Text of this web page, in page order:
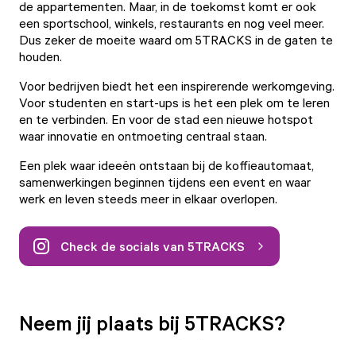
de appartementen. Maar, in de toekomst komt er ook
een sportschool, winkels, restaurants en nog veel meer.
Dus zeker de moeite waard om 5TRACKS in de gaten te
houden.
Voor bedrijven biedt het een inspirerende werkomgeving.
Voor studenten en start-ups is het een plek om te leren
en te verbinden. En voor de stad een nieuwe hotspot
waar innovatie en ontmoeting centraal staan.
Een plek waar ideeën ontstaan bij de koffieautomaat,
samenwerkingen beginnen tijdens een event en waar
werk en leven steeds meer in elkaar overlopen.
Check de socials van 5TRACKS
Neem jij plaats bij 5TRACKS?